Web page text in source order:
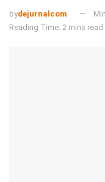
bydejurnalcom
Reading Time: 2 mins read